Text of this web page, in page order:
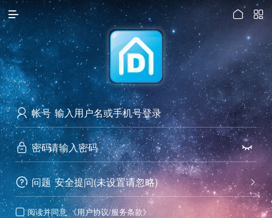

访问电脑版
 

 帐号
 密码 
 问题 
安全提问(未设置请忽略)
 阅读并同意 《用户协议/服务条款》